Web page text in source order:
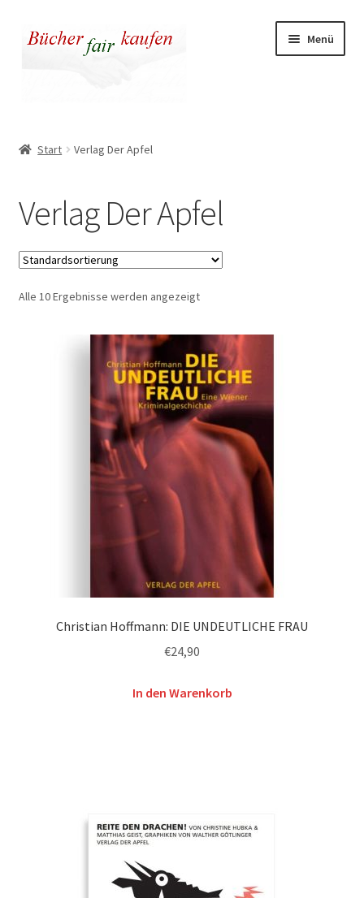
Zur
Navigation
Zum
Inhalt
Menü
Warenkorb
Warum fair kaufen
Start Verlag Der Apfel
Verlag Der Apfel
Alle 10 Ergebnisse werden angezeigt
Christian Hoffmann: DIE UNDEUTLICHE FRAU
€24,90
In den Warenkorb